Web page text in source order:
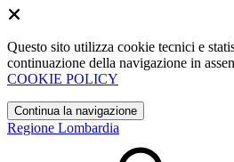
Questo sito utilizza cookie tecnici e
continuazione della navigazione in
COOKIE POLICY
Continua la navigazione
Regione Lombardia